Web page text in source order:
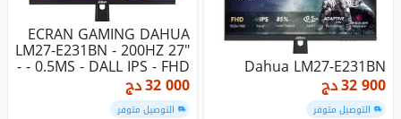
Dahua LM27-E231BN
32 900دج
التوصيل متوفر
ECRAN GAMING DAHUA
LM27-E231BN - 200HZ 27"
- 0.5MS - DALL IPS - FHD -
...
32 000دج
التوصيل متوفر